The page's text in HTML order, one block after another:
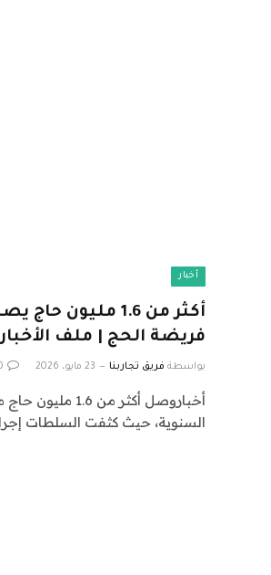
أخبار
أكثر من 1.6
فريضة الحج | ملف الأخبار
بواسطة فريق تجاربنا 23 مايو، 2026
أخباروصل أكثر
السنوية، حيث كثفت السلطات